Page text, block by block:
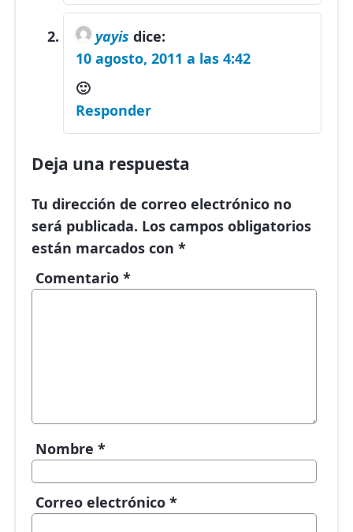
yayis dice:
10 agosto, 2011 a las 4:42
🙂
Responder
Deja una respuesta
Tu dirección de correo electrónico no
será publicada. Los campos obligatorios
están marcados con *
Comentario *
Nombre *
Correo electrónico *